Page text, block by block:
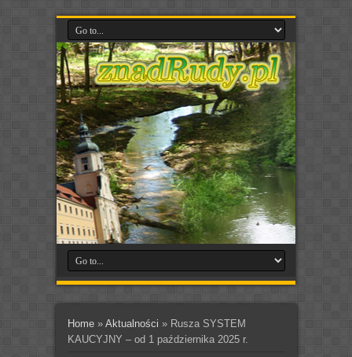
Home» Aktualności » Rusza SYSTEM
KAUCYJNY – od 1 października 2025 r.